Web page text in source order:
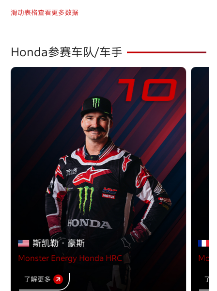
JAN
休息日
Rally 2026 STAGE 7
代西尔谷 Wadi ad-Dawasir 876km
Rally 2026 STAGE 8
代西尔谷 Wadi ad-Dawasir
代西尔
谷 Wadi ad-Dawasir
717km
13 Rally 2026 STAGE 9 (MARATHON)
滑动表格查看更多数据
Honda参赛车队/车手
斯凯勒·豪斯
Monster Energy Honda HRC
了解更多 了